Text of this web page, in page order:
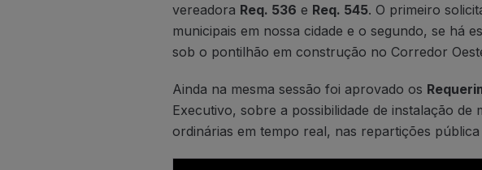
vereadora Req. 536 e Req. 545. O primeiro
municipais em nossa cidade e o segundo, se há
sob o pontilhão em construção no Corredor
Ainda na mesma sessão foi aprovado os
Executivo, sobre a possibilidade de instalação
ordinárias em tempo real, nas repartições